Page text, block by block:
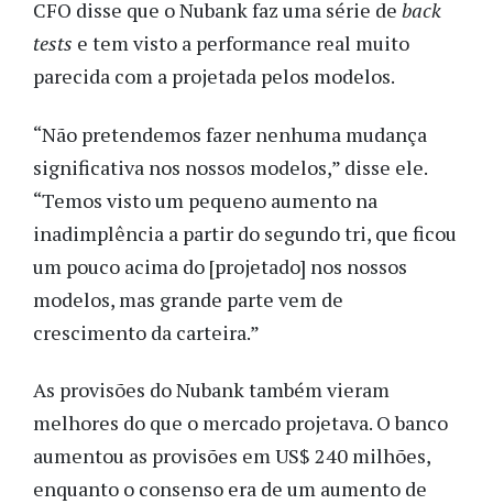
CFO disse que o Nubank faz uma série de back
tests e tem visto a performance real muito
parecida com a projetada pelos modelos.
“Não pretendemos fazer nenhuma mudança
significativa nos nossos modelos,” disse ele.
“Temos visto um pequeno aumento na
inadimplência a partir do segundo tri, que ficou
um pouco acima do [projetado] nos nossos
modelos, mas grande parte vem de
crescimento da carteira.”
As provisões do Nubank também vieram
melhores do que o mercado projetava. O banco
aumentou as provisões em US$ 240 milhões,
enquanto o consenso era de um aumento de